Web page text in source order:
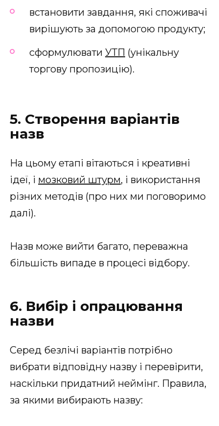
встановити завдання, які споживачі
вирішують за допомогою продукту;
сформулювати УТП (унікальну
торгову пропозицію).
5. Створення варіантів
назв
На цьому етапі вітаються і креативні
ідеї, і мозковий штурм, і використання
різних методів (про них ми поговоримо
далі).
Назв може вийти багато, переважна
більшість випаде в процесі відбору.
6. Вибір і опрацювання
назви
Серед безлічі варіантів потрібно
вибрати відповідну назву і перевірити,
наскільки придатний неймінг. Правила,
за якими вибирають назву: